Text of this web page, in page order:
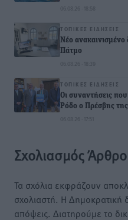
06.08.26 · 18:58
ΤΟΠΙΚΈΣ ΕΙΔΉΣΕΙΣ
Νέο ανακαινισμένο
Πάτμο
06.08.26 · 18:39
ΤΟΠΙΚΈΣ ΕΙΔΉΣΕΙΣ
Οι συναντήσεις
Ρόδο ο Πρέσβης
06.08.26 · 17:51
Σχολιασμός
Τα σχόλια εκφράζουν
σχολιαστή. Η Δημοκρατική
απόψεις. Διατηρούμε το